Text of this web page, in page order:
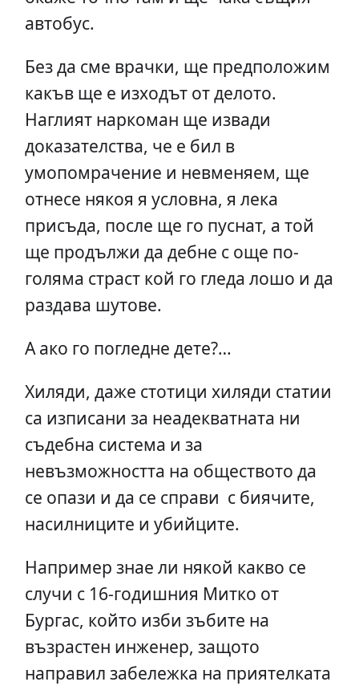
автобус.
Без да сме врачки, ще предположим
какъв ще е изходът от делото.
Наглият наркоман ще извади
доказателства, че е бил в
умопомрачение и невменяем, ще
отнесе някоя я условна, я лека
присъда, после ще го пуснат, а той
ще продължи да дебне с още по-
голяма страст кой го гледа лошо и да
раздава шутове.
А ако го погледне дете?…
Хиляди, даже стотици хиляди статии
са изписани за неадекватната ни
съдебна система и за
невъзможността на обществото да
се опази и да се справи с биячите,
насилниците и убийците.
Например знае ли някой какво се
случи с 16-годишния Митко от
Бургас, който изби зъбите на
възрастен инженер, защото
направил забележка на приятелката